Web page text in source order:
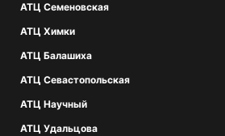
АТЦ Семеновская
АТЦ Химки
АТЦ Балашиха
АТЦ Севастопольская
АТЦ Научный
АТЦ Удальцова